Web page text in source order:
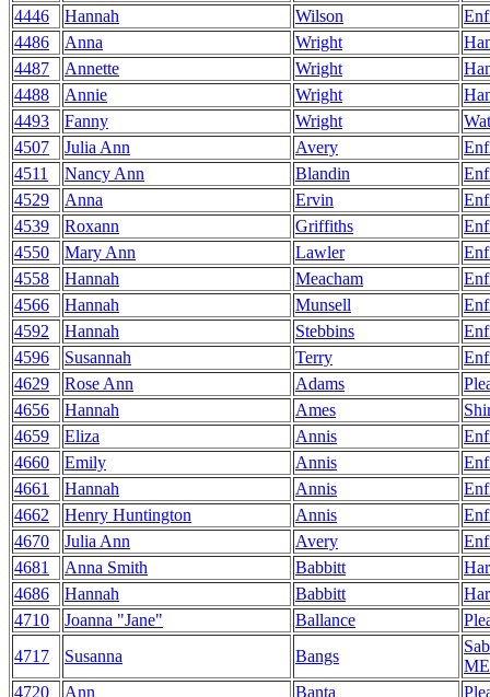
4446 Hannah Wilson
4486
Anna Wright
4487
Annette Wright
4488
Annie Wright
4493
Fanny Wright
4507
Julia Ann Avery
4511
Nancy Ann Blandin
4529
Anna Ervin
4539
Roxann Griffiths
4550
Mary Ann Lawler
4558
Hannah Meacham
4566
Hannah Munsell
4592
Hannah Stebbins
4596
Susannah Terry
4629
Rose Ann Adams
4656
Hannah Ames
4659
Eliza Annis
4660
Emily Annis
4661
Hannah Annis
4662
Henry Huntington Annis
4670
Julia Ann Avery
4681
Anna Smith Babbitt
4686
Hannah Babbitt
4710
Joanna "Jane" Ballance
4717
Susanna Bangs
ME
4720
Ann Banta